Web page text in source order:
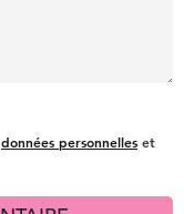
données personnelles et